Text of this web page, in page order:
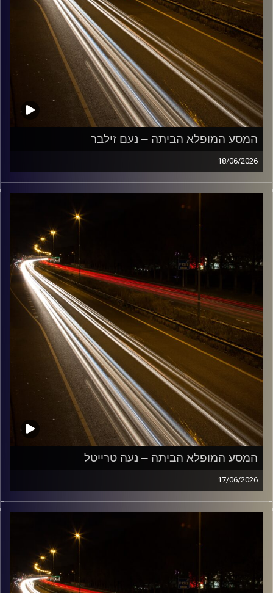
המסע המופלא הביתה – נעם זילבר
18/06/2026
מוזיקה שתלווה אותנו אחרי יום עבודה ארוך ותחזיר אותנו
הביתה בשלום נעם זילבר
קרדיט תמונות:
המסע המופלא הביתה – נעה טרייטל
17/06/2026
מוזיקה שתלווה אותנו אחרי יום עבודה ארוך ותחזיר אותנו
הביתה בשלום עם נועה טרייטל
קרדיט תמונות: